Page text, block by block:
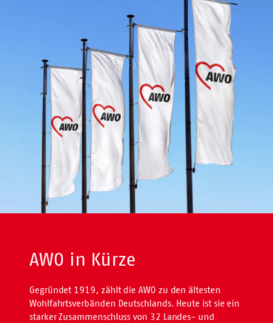
AWO in Kürze
Gegründet 1919, zählt die AWO zu den ältesten
Wohlfahrtsverbänden Deutschlands. Heute ist sie ein
starker Zusammenschluss von 32 Landes- und